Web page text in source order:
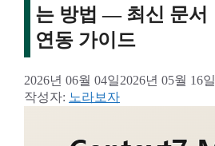
는 방법 — 최신 문서
연동 가이드
2026년 06월 04일2026년 05월 16일
작성자: 노라보자